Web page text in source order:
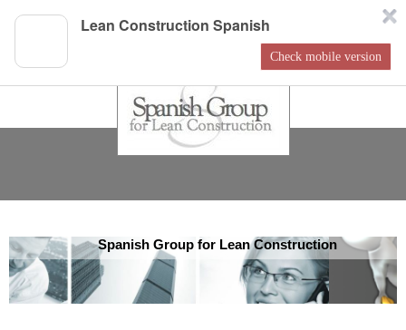
Spanish Group for Lean Construction
Lean Construction Spanish
Check mobile version